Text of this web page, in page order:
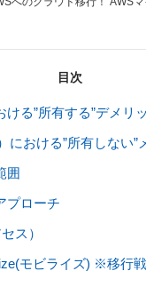
目次
る”所有する”デメリ
における”所有しない”
囲
プローチ
ス）
モビライズ) ※移行戦